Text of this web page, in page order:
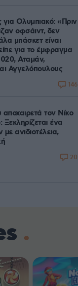
για Ολυμπιακό: «Πριν
οφσάιντ, δεν
μπάσκετ είναι
για το έμφραγμα
Αταμάν,
Αγγελόπουλους
146
τον Νίκο
ένα
ανιδιοτέλεια,
20